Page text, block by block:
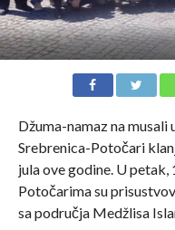
Džuma-namaz na
Srebrenica-Potočari
jula ove godine. U petak,
Potočarima su
sa područja Medžlisa